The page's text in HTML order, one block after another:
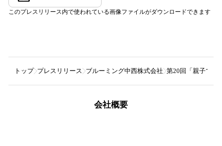
このプレスリリース内で使われている画像ファイルがダウンロードできます
トップ プレスリリース ブルーミング中西株式会社 第20回「親子でた
会社概要